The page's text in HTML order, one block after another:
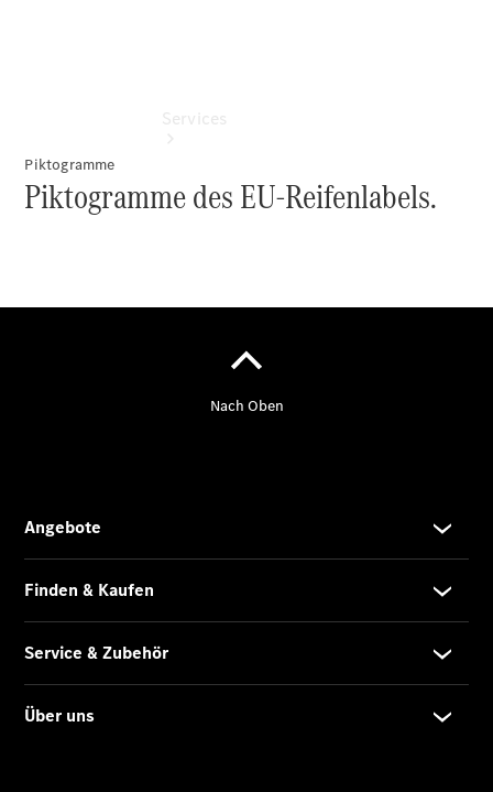
Kompletträder
Reifen- und
Reifenlabel
Transporter-
Piktogramme
Piktogramme des EU-Reifenlabels.